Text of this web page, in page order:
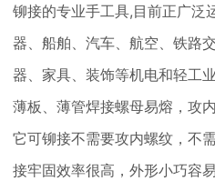
铆接的专业手工具,目前正广泛
器、船舶、汽车、航空、铁路
器、家具、装饰等机电和轻工
薄板、薄管焊接螺母易熔，攻
它可铆接不需要攻内螺纹，不
接牢固效率很高，外形小巧容